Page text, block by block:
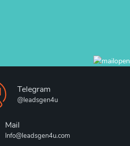
Telegram
@leadsgen4u
Mail
Info@leadsgen4u.com